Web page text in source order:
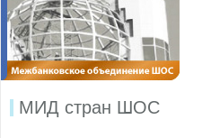
МИД стран ШОС